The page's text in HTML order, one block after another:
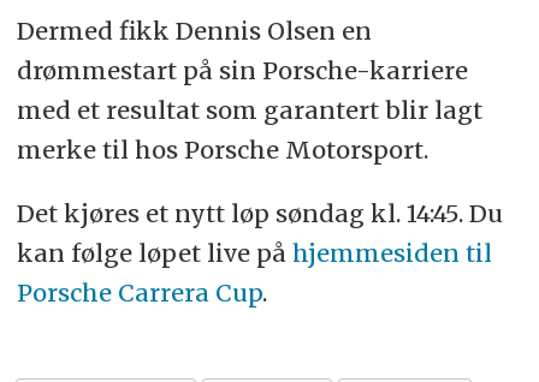
Dermed fikk Dennis Olsen en
drømmestart på sin Porsche-karriere
med et resultat som garantert blir lagt
merke til hos Porsche Motorsport.
Det kjøres et nytt løp søndag kl. 14:45. Du
kan følge løpet live på hjemmesiden til
Porsche Carrera Cup.